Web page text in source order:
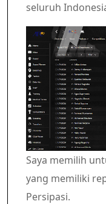
seluruh
Saya memilih
yang memiliki
Persipasi.